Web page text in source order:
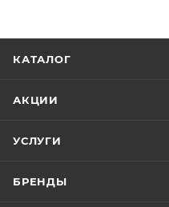
КАТАЛОГ
АКЦИИ
УСЛУГИ
БРЕНДЫ